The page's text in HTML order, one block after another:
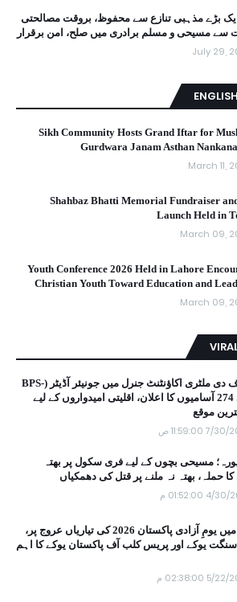
بڑے مذہبی تنازع سے محفوظ، بروقت مصالحتی
سے مسیحی و مسلم برادری میں صلح، امن برقرار
July 29,
Sikh Community Hosts Grand Iftar for
Gurdwara Janam Asthan
March 11,
Shahbaz Bhatti Memorial Fundraiser
Launch Held in
March 09,
Youth Conference 2026 Held in Lahore
Christian Youth Toward Education and
March 09,
آفس آف دی ملٹری اکاؤنٹنٹ جنرل میں جونیئر آڈیٹر (BPS-
11) کی 274 آسامیوں کا اعلان، اقلیتی امیدواروں کے لیے
موقع
11:59:00 ص
مسیحی بچوں کے لیے فری سکول پر بھتہ
حملہ، بھتہ نہ ملنے پر قتل کی دھمکیاں
01:52:00 م
انگلینڈ میں یومِ آزادی پاکستان 2026 کی تیاریاں عروج پر،
یوکے اور پریس کلب آف پاکستان یوکے کا اہم
02:38:00 م